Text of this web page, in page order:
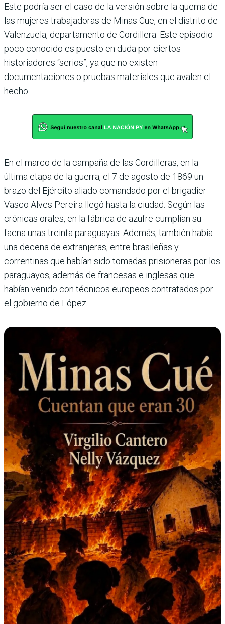
Este podría ser el caso de la versión sobre la quema de
las mujeres trabajadoras de Minas Cue, en el distrito de
Valenzuela, departamento de Cordillera. Este episodio
poco conocido es puesto en duda por ciertos
historiadores “serios”, ya que no existen
documentaciones o pruebas materiales que avalen el
hecho.
En el marco de la campaña de las Cordilleras, en la
última etapa de la guerra, el 7 de agosto de 1869 un
brazo del Ejército aliado comandado por el brigadier
Vasco Alves Pereira llegó hasta la ciudad. Según las
crónicas orales, en la fábrica de azufre cumplían su
faena unas treinta paraguayas. Además, también había
una decena de extranjeras, entre brasileñas y
correntinas que habían sido tomadas prisioneras por los
paraguayos, además de francesas e inglesas que
habían venido con técnicos europeos contratados por
el gobierno de López.